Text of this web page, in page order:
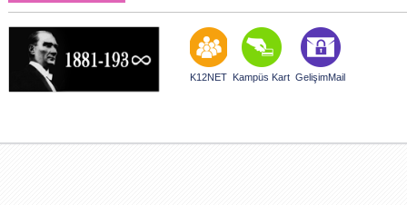
K12NET Kampüs Kart GelişimMail